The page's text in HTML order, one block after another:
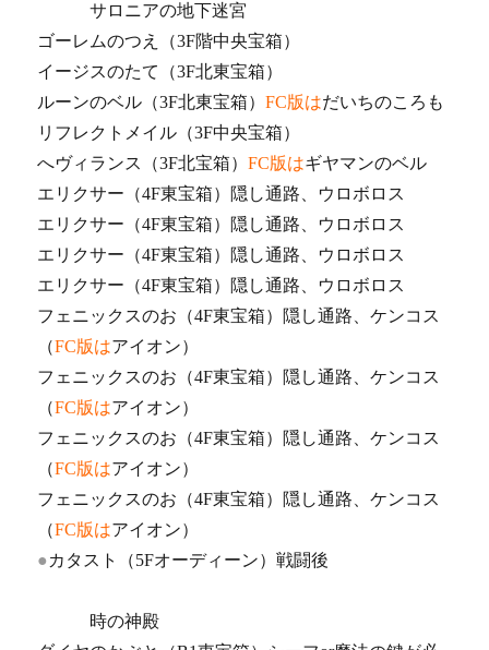
サロニアの地下迷宮
ゴーレムのつえ（3F階中央宝箱）
イージスのたて（3F北東宝箱）
ルーンのベル（3F北東宝箱）FC版はだいちのころも
リフレクトメイル（3F中央宝箱）
へヴィランス（3F北宝箱）FC版はギヤマンのベル
エリクサー（4F東宝箱）隠し通路、ウロボロス
エリクサー（4F東宝箱）隠し通路、ウロボロス
エリクサー（4F東宝箱）隠し通路、ウロボロス
エリクサー（4F東宝箱）隠し通路、ウロボロス
フェニックスのお（4F東宝箱）隠し通路、ケンコス
（FC版はアイオン）
フェニックスのお（4F東宝箱）隠し通路、ケンコス
（FC版はアイオン）
フェニックスのお（4F東宝箱）隠し通路、ケンコス
（FC版はアイオン）
フェニックスのお（4F東宝箱）隠し通路、ケンコス
（FC版はアイオン）
●カタスト（5Fオーディーン）戦闘後
時の神殿